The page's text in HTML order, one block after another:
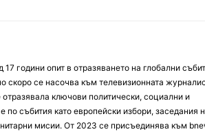
години опит в отразяването на глобални
скоро се насочва към телевизионната
ключови политически, социални и
събития като европейски избори, заседания
мисии. От 2023 се присъединява към